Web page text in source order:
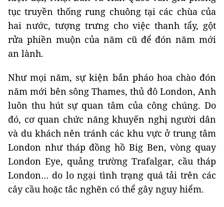
tục truyền thống rung chuông tại các chùa của
hai nước, tượng trưng cho việc thanh tẩy, gột
rửa phiền muộn của năm cũ để đón năm mới
an lành.
Như mọi năm, sự kiện bắn pháo hoa chào đón
năm mới bên sông Thames, thủ đô London, Anh
luôn thu hút sự quan tâm của công chúng. Do
đó, cơ quan chức năng khuyến nghị người dân
và du khách nên tránh các khu vực ở trung tâm
London như tháp đồng hồ Big Ben, vòng quay
London Eye, quảng trường Trafalgar, cầu tháp
London… do lo ngại tình trạng quá tải trên các
cây cầu hoặc tắc nghẽn có thể gây nguy hiểm.